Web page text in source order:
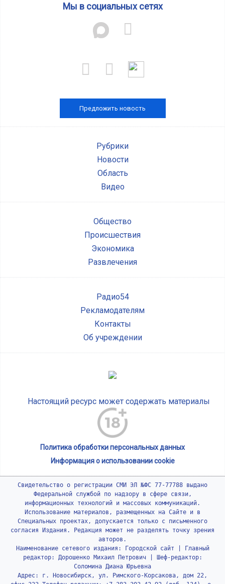
Мы в социальных сетях
Предложить новость
Рубрики
Новости
Область
Видео
Общество
Происшествия
Экономика
Развлечения
Радио54
Рекламодателям
Контакты
Об учреждении
Настоящий ресурс может содержать материалы
Политика обработки персональных данных
Информация о использовании cookie
Свидетельство о регистрации СМИ ЭЛ №ФС 77-77788 выдано
Федеральной службой по надзору в сфере связи,
информационных технологий и массовых коммуникаций.
Использование материалов, размещенных на Сайте и в
Специальных проектах, допускается только с письменного
согласия Издания. Редакция может не разделять точку зрения
авторов.
Наименование сетевого издания: Городской сайт | Главный
редактор: Дорошенко Михаил Петрович | Шеф-редактор:
Соломина Диана Юрьевна
Адрес: г. Новосибирск, ул. Римского-Корсакова, дом 22,